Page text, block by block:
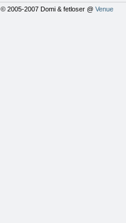
© 2005-2007 Domi & fetloser @ Venue